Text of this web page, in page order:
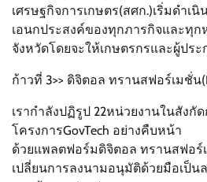
เศรษฐกิจการเกษตร(สศก.)เริ่มดำเ
เอนกประสงค์ของทุกภารกิจและทุก
จังหวัดโดยจะให้เกษตรกรและผู้ป
ก้าวที่ 3>> ดิจิตอล ทรานสฟอร์เมชั่น
เรากำลังปฏิรูป 22หน่วยงานในสังกั
โครงการGovTech อย่างคืบหน้า
ด้วยแพลตฟอร์มดิจิตอล ทรานสฟอร์
เปลี่ยนการลงนามอนุมัติด้วยมือเป็น